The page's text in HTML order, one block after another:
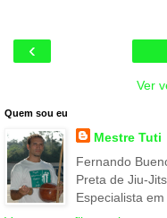
‹
Ver
Quem sou eu
Mestre Tuti
Fernando
Preta de Jiu-
Especialista